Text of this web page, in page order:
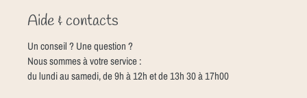
Aide & contacts
Un conseil ? Une question ?
Nous sommes à votre service :
du lundi au samedi, de 9h à 12h et de 13h 30 à 17h00